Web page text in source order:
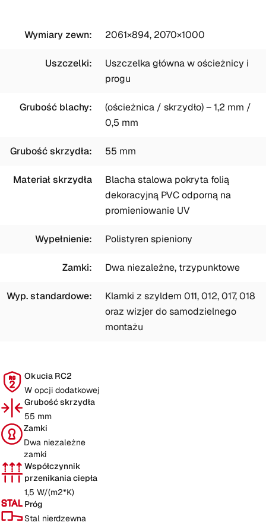
Wymiary zewn: 2061×894, 2070×1000
Uszczelki:
Uszczelka główna w ościeżnicy i
progu
Grubość blachy:
(ościeżnica / skrzydło) – 1,2 mm /
0,5 mm
Grubość skrzydła: 55 mm
Materiał skrzydła
Blacha stalowa pokryta folią
dekoracyjną PVC odporną na
promieniowanie UV
Wypełnienie: Polistyren spieniony
Zamki: Dwa niezależne, trzypunktowe
Wyp. standardowe:
Klamki z szyldem 011, 012, 017, 018
oraz wizjer do samodzielnego
montażu
Okucia RC2
W opcji dodatkowej
Grubość skrzydła
55 mm
Zamki
Dwa niezależne
zamki
Współczynnik
przenikania ciepła
1,5 W/(m2*K)
Próg
Stal nierdzewna